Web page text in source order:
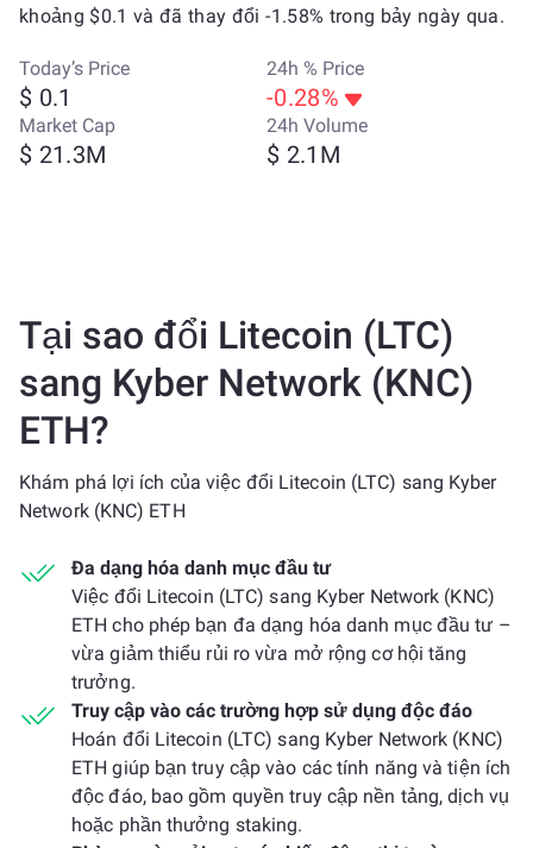
khoảng $0.1 và đã thay đổi -1.58% trong bảy ngày qua.
Today’s Price
$ 0.1
24h % Price
-0.28%
Market Cap
$ 21.3M
24h Volume
$ 2.1M
Tại sao đổi Litecoin (LTC)
sang Kyber Network (KNC)
ETH?
Khám phá lợi ích của việc đổi Litecoin (LTC) sang Kyber
Network (KNC) ETH
Đa dạng hóa danh mục đầu tư
Việc đổi Litecoin (LTC) sang Kyber Network (KNC)
ETH cho phép bạn đa dạng hóa danh mục đầu tư –
vừa giảm thiểu rủi ro vừa mở rộng cơ hội tăng
trưởng.
Truy cập vào các trường hợp sử dụng độc đáo
Hoán đổi Litecoin (LTC) sang Kyber Network (KNC)
ETH giúp bạn truy cập vào các tính năng và tiện ích
độc đáo, bao gồm quyền truy cập nền tảng, dịch vụ
hoặc phần thưởng staking.